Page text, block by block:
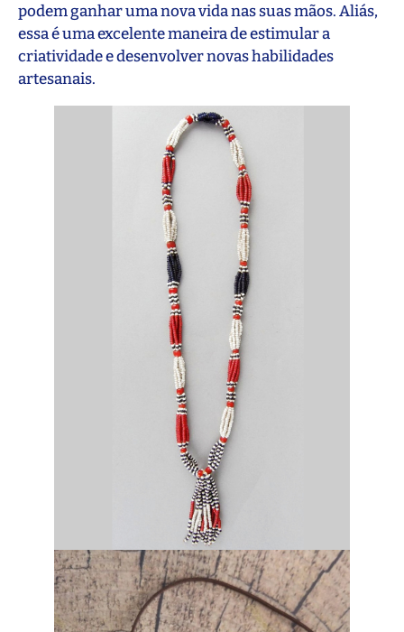
podem ganhar uma nova vida nas suas mãos. Aliás,
essa é uma excelente maneira de estimular a
criatividade e desenvolver novas habilidades
artesanais.